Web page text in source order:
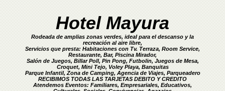
Hotel Mayura
Rodeada de amplias zonas verdes, ideal para el descanso y la
recreación al aire libre,
Servicios que presta: Habitaciones con Tv. Terraza, Room Service,
Restaurante, Bar, Piscina Mirador,
Salón de Juegos, Billar Poll, Pin Pong, Futbolin, Juegos de Mesa,
Croquet, Mini Tejo, Voley Playa, Banquitas
Parque Infantil, Zona de Camping, Agencia de Viajes, Parqueadero
RECIBIMOS TODAS LAS TARJETAS DEBITO Y CREDITO
Atendemos Eventos: Familiares, Empresariales, Educativos,